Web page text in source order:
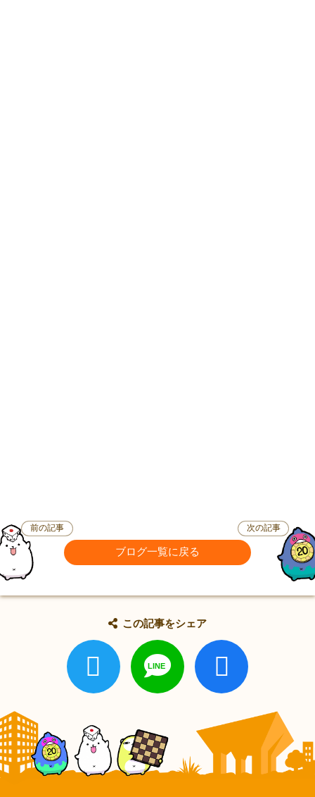
前の記事
ブログ一覧に戻る
次の記事
この記事をシェア